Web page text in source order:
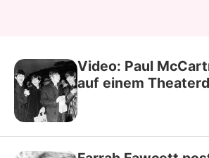
Video: Paul
auf einem